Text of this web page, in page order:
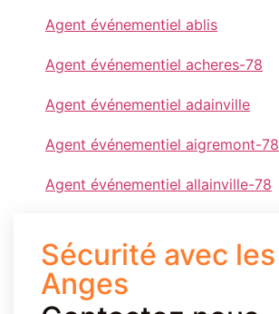
Agent événementiel ablis
Agent événementiel acheres-78
Agent événementiel adainville
Agent événementiel aigremont-78
Agent événementiel allainville-78
Sécurité avec les
Anges